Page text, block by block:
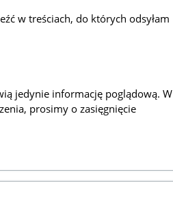
w treściach, do których odsyłam
jedynie informację poglądową. W
prosimy o zasięgnięcie